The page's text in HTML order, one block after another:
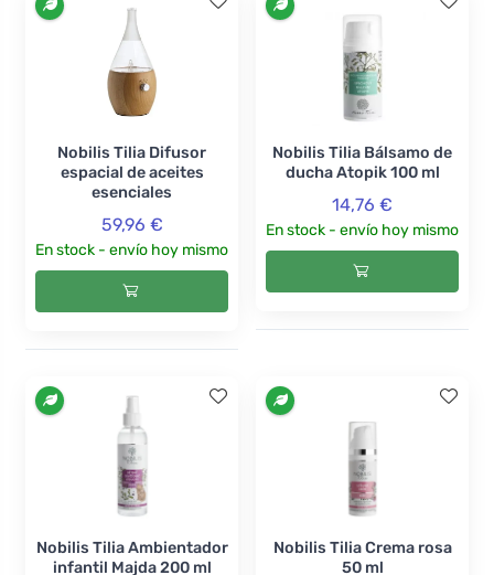
Nobilis Tilia Difusor
espacial de aceites
esenciales
59,96 €
En stock - envío hoy mismo
Nobilis Tilia Bálsamo de
ducha Atopik 100 ml
14,76 €
En stock - envío hoy mismo
Nobilis Tilia Ambientador
infantil Majda 200 ml
Nobilis Tilia Crema rosa
50 ml